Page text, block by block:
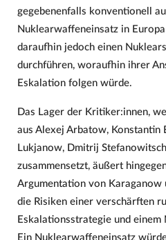
gegebenenfalls konventionell
Nuklearwaffeneinsatz in
daraufhin jedoch einen
durchführen, woraufhin ihrer
Eskalation folgen würde.
Das Lager der Kritiker:innen,
aus Alexej Arbatow, Konstantin
Lukjanow, Dmitrij
zusammensetzt, äußert
Argumentation von Karaganow
die Risiken einer verschärften
Eskalationsstrategie und
Ein Nuklearwaffeneinsatz